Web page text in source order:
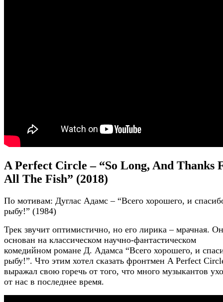
A Perfect Circle – “So Long, And Thanks
All The Fish” (2018)
По мотивам: Дуглас Адамс – “Всего хорошего, и
рыбу!” (1984)
Трек звучит оптимистично, но его лирика – мрачная. Он
основан на классическом научно-фантастическом
комедийном романе Д. Адамса “Всего хорошего, и
рыбу!”. Что этим хотел сказать фронтмен A Perfect
выражал свою горечь от того, что много музыкантов
от нас в последнее время.